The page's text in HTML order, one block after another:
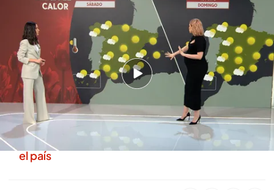
Llega el calor y el buen tiempo a España Noticias Cuatro
Redacción digital Noticias Cuatro Europa Press
16 MAY 2025 - 17:25h.
Los termómetros marcan los 27 grados en
zonas como Alicante y en Baleares
El invierno se despide de España: llega el buen
tiempo y las temperaturas serán más cálidas en
el país